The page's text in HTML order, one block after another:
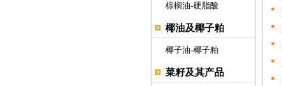
棕榈油-硬脂酸
椰油及椰子粕
椰子油-椰子粕
菜籽及其产品